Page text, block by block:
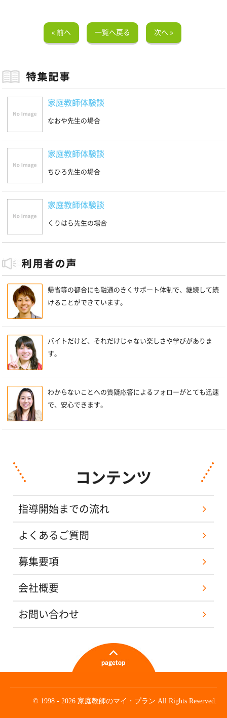
« 前へ 一覧へ戻る 次へ »
家庭教師体験談
なおや先生の場合
家庭教師体験談
ちひろ先生の場合
家庭教師体験談
くりはら先生の場合
帰省等の都合にも融通のきくサポート体制で、継続して続
けることができています。
バイトだけど、それだけじゃない楽しさや学びがありま
す。
わからないことへの質疑応答によるフォローがとても迅速
で、安心できます。
コンテンツ
指導開始までの流れ
よくあるご質問
募集要項
会社概要
お問い合わせ
© 1998 - 2026 家庭教師のマイ・プラン All Rights Reserved.